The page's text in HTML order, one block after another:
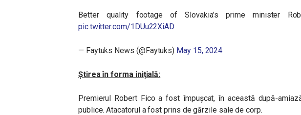
Better quality footage of Slovakia’s prime minister
pic.twitter.com/1DUu22XiAD
— Faytuks News (@Faytuks) May 15, 2024
Știrea în forma inițială:
Premierul Robert Fico a fost împușcat, în această după-
publice. Atacatorul a fost prins de gărzile sale de corp.